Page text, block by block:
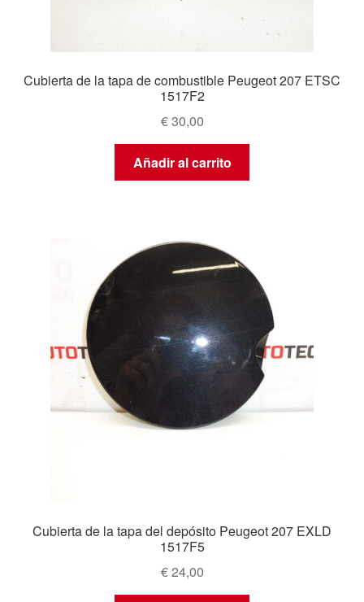
Cubierta de la tapa de combustible Peugeot 207 ETSC
1517F2
€30,00
Añadir al carrito
Cubierta de la tapa del depósito Peugeot 207 EXLD
1517F5
€24,00